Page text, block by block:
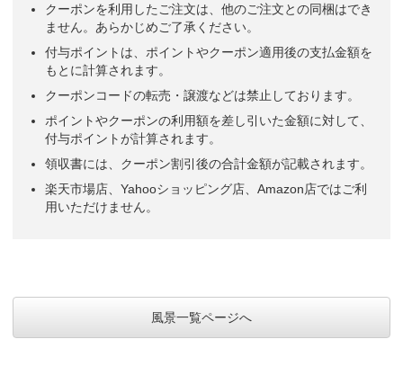
クーポンを利用したご注文は、他のご注文との同梱はでき
ません。あらかじめご了承ください。
付与ポイントは、ポイントやクーポン適用後の支払金額を
もとに計算されます。
クーポンコードの転売・譲渡などは禁止しております。
ポイントやクーポンの利用額を差し引いた金額に対して、
付与ポイントが計算されます。
領収書には、クーポン割引後の合計金額が記載されます。
楽天市場店、Yahooショッピング店、Amazon店ではご利
用いただけません。
風景一覧ページへ